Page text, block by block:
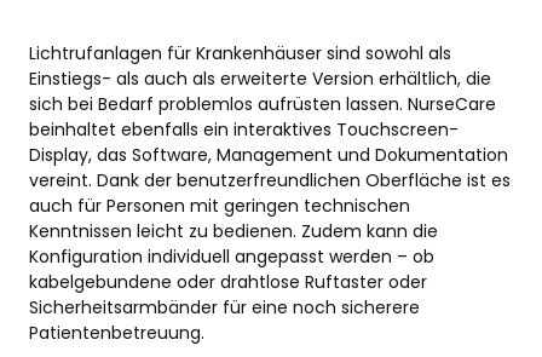
Lichtrufanlagen für Krankenhäuser sind sowohl als
Einstiegs- als auch als erweiterte Version erhältlich, die
sich bei Bedarf problemlos aufrüsten lassen. NurseCare
beinhaltet ebenfalls ein interaktives Touchscreen-
Display, das Software, Management und Dokumentation
vereint. Dank der benutzerfreundlichen Oberfläche ist es
auch für Personen mit geringen technischen
Kenntnissen leicht zu bedienen. Zudem kann die
Konfiguration individuell angepasst werden – ob
kabelgebundene oder drahtlose Ruftaster oder
Sicherheitsarmbänder für eine noch sicherere
Patientenbetreuung.